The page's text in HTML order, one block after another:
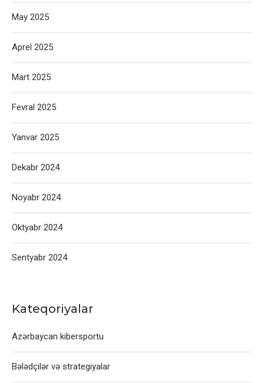
May 2025
Aprel 2025
Mart 2025
Fevral 2025
Yanvar 2025
Dekabr 2024
Noyabr 2024
Oktyabr 2024
Sentyabr 2024
Kateqoriyalar
Azərbaycan kibersportu
Bələdçilər və strategiyalar